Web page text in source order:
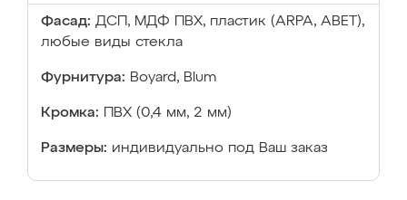
Фасад: ДСП, МДФ ПВХ, пластик (ARPA, ABET),
любые виды стекла
Фурнитура: Boyard, Blum
Кромка: ПВХ (0,4 мм, 2 мм)
Размеры: индивидуально под Ваш заказ